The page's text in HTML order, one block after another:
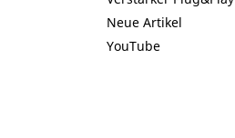
Neue Artikel
YouTube